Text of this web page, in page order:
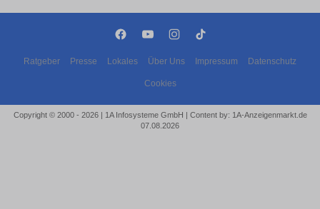
Ratgeber Presse Lokales Über Uns Impressum Datenschutz
Cookies
Copyright © 2000 - 2026 | 1A Infosysteme GmbH | Content by: 1A-Anzeigenmarkt.de
07.08.2026